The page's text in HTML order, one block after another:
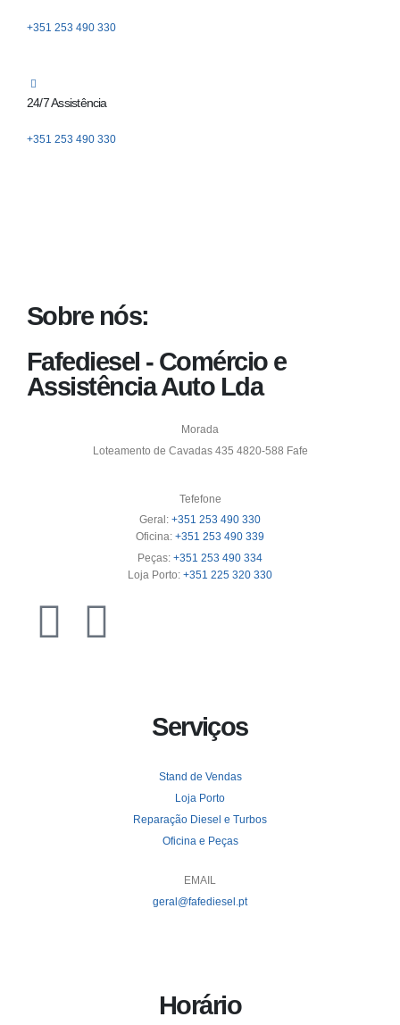
+351 253 490 330
24/7 Assistência
+351 253 490 330
Sobre nós:
Fafediesel - Comércio e
Assistência Auto Lda
Morada
Loteamento de Cavadas 435 4820-588 Fafe
Tefefone
Geral: +351 253 490 330
Oficina: +351 253 490 339
Peças: +351 253 490 334
Loja Porto: +351 225 320 330
Serviços
Stand de Vendas
Loja Porto
Reparação Diesel e Turbos
Oficina e Peças
EMAIL
geral@fafediesel.pt
Horário